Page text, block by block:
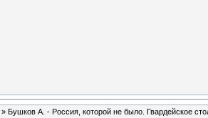
» Бушков А. - Россия, которой не было. Гвардейское